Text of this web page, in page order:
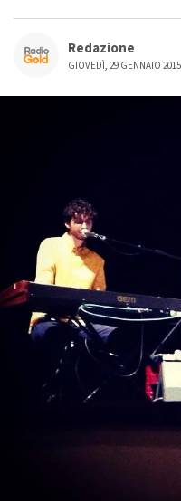
Redazione
GIOVEDÌ, 29 GENNAIO